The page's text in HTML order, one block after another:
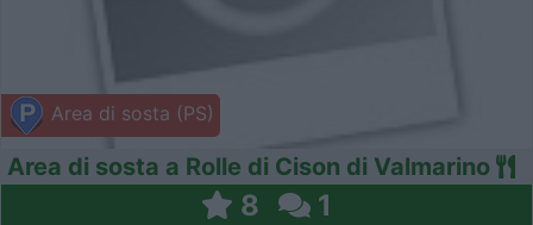
Area di sosta (PS)
Area di sosta a Rolle di Cison di Valmarino
8 1